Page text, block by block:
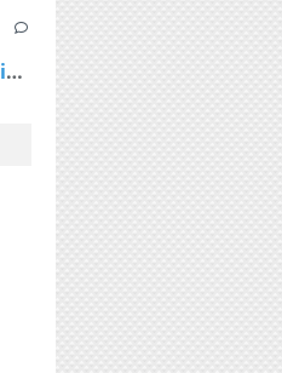
TF1 remplace Demain nous appartient par Sept à Huit, dès lundi à 19h05 le temps du confinement